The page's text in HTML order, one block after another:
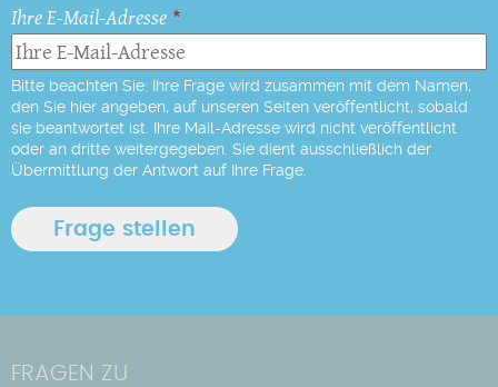
Ihre E-Mail-Adresse
Bitte beachten Sie: Ihre Frage wird zusammen mit dem Namen,
den Sie hier angeben, auf unseren Seiten veröffentlicht, sobald
sie beantwortet ist. Ihre Mail-Adresse wird nicht veröffentlicht
oder an dritte weitergegeben. Sie dient ausschließlich der
Übermittlung der Antwort auf Ihre Frage.
FRAGEN ZU